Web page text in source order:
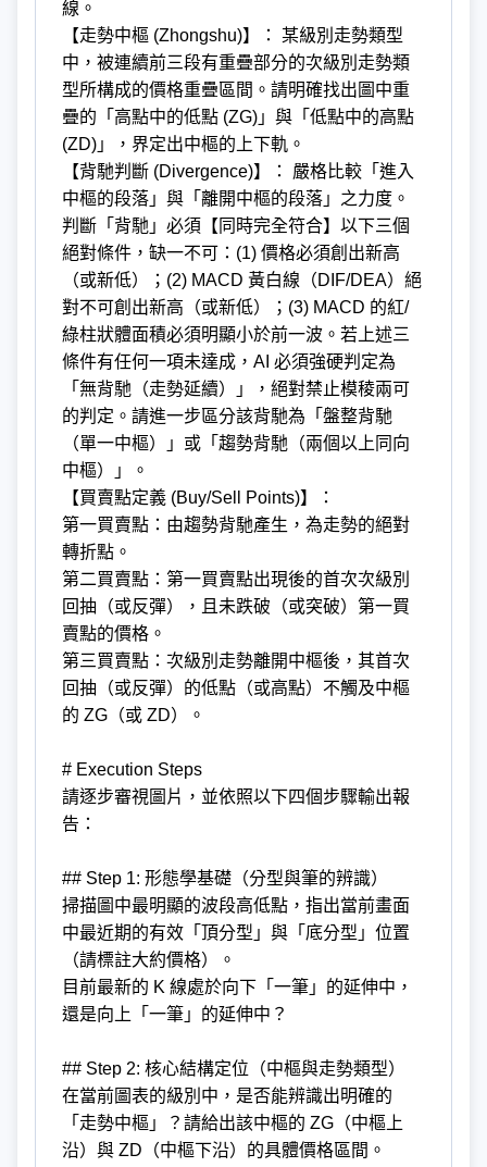
線。
【走勢中樞 (Zhongshu)】： 某級別走勢類型
中，被連續前三段有重疊部分的次級別走勢類
型所構成的價格重疊區間。請明確找出圖中重
疊的「高點中的低點 (ZG)」與「低點中的高點
(ZD)」，界定出中樞的上下軌。
【背馳判斷 (Divergence)】： 嚴格比較「進入
中樞的段落」與「離開中樞的段落」之力度。
判斷「背馳」必須【同時完全符合】以下三個
絕對條件，缺一不可：(1) 價格必須創出新高
（或新低）；(2) MACD 黃白線（DIF/DEA）絕
對不可創出新高（或新低）；(3) MACD 的紅/
綠柱狀體面積必須明顯小於前一波。若上述三
條件有任何一項未達成，AI 必須強硬判定為
「無背馳（走勢延續）」，絕對禁止模稜兩可
的判定。請進一步區分該背馳為「盤整背馳
（單一中樞）」或「趨勢背馳（兩個以上同向
中樞）」。
【買賣點定義 (Buy/Sell Points)】：
第一買賣點：由趨勢背馳產生，為走勢的絕對
轉折點。
第二買賣點：第一買賣點出現後的首次次級別
回抽（或反彈），且未跌破（或突破）第一買
賣點的價格。
第三買賣點：次級別走勢離開中樞後，其首次
回抽（或反彈）的低點（或高點）不觸及中樞
的 ZG（或 ZD）。
# Execution Steps
請逐步審視圖片，並依照以下四個步驟輸出報
告：
## Step 1: 形態學基礎（分型與筆的辨識）
掃描圖中最明顯的波段高低點，指出當前畫面
中最近期的有效「頂分型」與「底分型」位置
（請標註大約價格）。
目前最新的 K 線處於向下「一筆」的延伸中，
還是向上「一筆」的延伸中？
## Step 2: 核心結構定位（中樞與走勢類型）
在當前圖表的級別中，是否能辨識出明確的
「走勢中樞」？請給出該中樞的 ZG（中樞上
沿）與 ZD（中樞下沿）的具體價格區間。